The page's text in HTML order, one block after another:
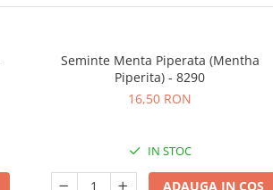
Seminte Menta Piperata (Mentha
Piperita) - 8290
16,50 RON
IN STOC
ADAUGA IN COS